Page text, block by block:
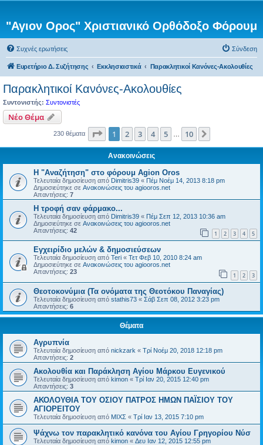
"Αγιον Ορος" Χριστιανικό Ορθόδοξο Φόρουμ
Συχνές ερωτήσεις Σύνδεση
Ευρετήριο Δ. Συζήτησης Εκκλησιαστικά Παρακλητικοί Κανόνες-Ακολουθίες
Παρακλητικοί Κανόνες-Ακολουθίες
Συντονιστής: Συντονιστές
Νέο Θέμα
230 θέματα Σελίδα από10
1 2 3 4 5 10
Ανακοινώσεις
Η "Αναζήτηση" στο φόρουμ Agion Oros
Τελευταία δημοσίευση από Dimitris39 « Πέμ Νοέμ 14, 2013 8:18 pm
Δημοσιεύτηκε σε Ανακοινώσεις του agiooros.net
Απαντήσεις: 7
H τροφή σαν φάρμακο...
Τελευταία δημοσίευση από Dimitris39 « Πέμ Σεπ 12, 2013 10:36 am
Δημοσιεύτηκε σε Ανακοινώσεις του agiooros.net
Απαντήσεις: 42 1 2 3 4 5
Εγχειρίδιο μελών & δημοσιεύσεων
Τελευταία δημοσίευση από Teri « Τετ Φεβ 10, 2010 8:24 am
Δημοσιεύτηκε σε Ανακοινώσεις του agiooros.net
Απαντήσεις: 23 1 2 3
Θεοτοκονύμια (Τα ονόματα της Θεοτόκου Παναγίας)
Τελευταία δημοσίευση από stathis73 « Σάβ Σεπ 08, 2012 3:23 pm
Απαντήσεις: 6
Θέματα
Aγρυπνία
Τελευταία δημοσίευση από nickzark « Τρί Νοέμ 20, 2018 12:18 pm
Απαντήσεις: 2
Ακολουθία και Παράκληση Αγίου Μάρκου Ευγενικού
Τελευταία δημοσίευση από kimon « Τρί Ιαν 20, 2015 12:40 pm
Απαντήσεις: 3
ΑΚΟΛΟΥΘΙΑ ΤΟΥ ΟΣΙΟΥ ΠΑΤΡΟΣ ΗΜΩΝ ΠΑΪΣΙΟΥ ΤΟΥ
ΑΓΙΟΡΕΙΤΟΥ
Τελευταία δημοσίευση από ΜΙΧΣ « Τρί Ιαν 13, 2015 7:10 pm
Ψάχνω τον παρακλητικό κανόνα του Αγίου Γρηγορίου Νύσ
Τελευταία δημοσίευση από kimon « Δευ Ιαν 12, 2015 12:55 pm